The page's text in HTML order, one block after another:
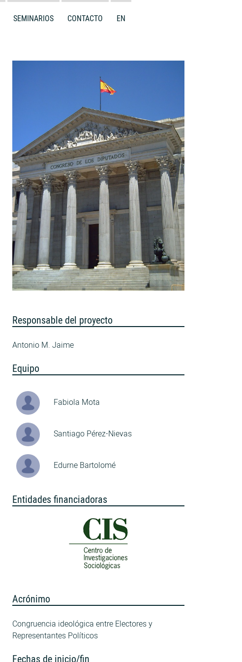
SEMINARIOS CONTACTO EN
Responsable del proyecto
Antonio M. Jaime
Equipo
Fabiola Mota
Santiago Pérez-Nievas
Edurne Bartolomé
Entidades financiadoras
Acrónimo
Congruencia ideológica entre Electores y
Representantes Políticos
Fechas de inicio/fin